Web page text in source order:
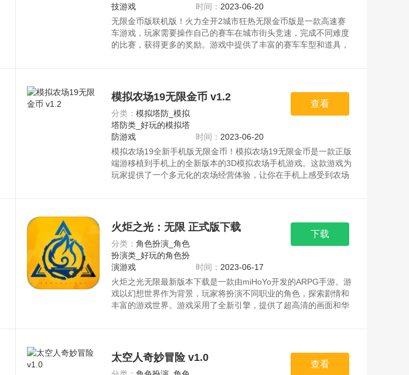
技游戏
时间： 2023-06-20
无限金币版联机版！火力全开2城市狂热无限金币版是一款高速赛
车游戏，玩家需要操作自己的赛车在城市街头竞速，完成不同难度
的比赛，获得更多的奖励。游戏中提供了丰富的赛车车型和道具，
设有时间挑战和生存模式，让玩家有更多的选择和挑战。资源均来
自官网，请放心下载。
模拟农场19无限金币 v1.2
分类： 模拟塔防_模拟
塔防类_好玩的模拟塔
防游戏
时间： 2023-06-20
模拟农场19全新手机版无限金币！模拟农场19无限金币是一款正版
端游移植到手机上的全新版本的3D模拟农场手机游戏。这款游戏为
玩家提供了一个多元化的农场经营体验，让你在手机上感受到农场
查看
火炬之光：无限 正式版下载
分类： 角色扮演_角色
扮演类_好玩的角色扮
演游戏
时间： 2023-06-17
火炬之光无限最新版本下载是一款由miHoYo开发的ARPG手游。游
戏以幻想世界作为背景，玩家将扮演不同职业的角色，探索剧情和
丰富的游戏世界。游戏采用了全新引擎，提供了超高清的画面和华
来自官网，请放心下载。
下载
太空人奇妙冒险 v1.0
查看